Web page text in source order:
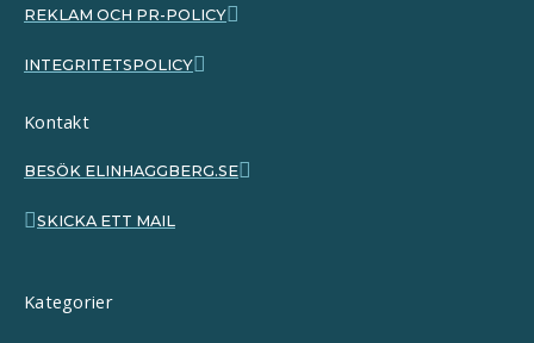
REKLAM OCH PR-POLICY
INTEGRITETSPOLICY
Kontakt
BESÖK ELINHAGGBERG.SE
SKICKA ETT MAIL
Kategorier